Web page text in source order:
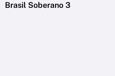
Brasil Soberano 3